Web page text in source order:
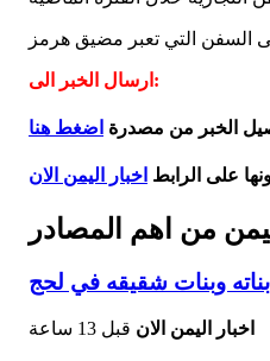
ارسال الخبر الى:
الخبر من مصدرة اضغط هنا
على الرابط اخبار اليمن الان
من اهم المصادر
وبنات شقيقه في لحج
اخبار اليمن الان قبل 13 ساعة